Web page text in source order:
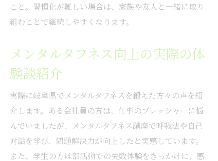
こと。習慣化が難しい場合は、家族や友人と一緒に取り
組むことで継続しやすくなります。
メンタルタフネス向上の実際の体
験談紹介
実際に岐阜県でメンタルタフネスを鍛えた方々の声を紹
介します。ある会社員の方は、仕事のプレッシャーに悩
んでいましたが、メンタルタフネス講座で呼吸法や自己
対話を学び、問題解決力が向上したと実感しています。
また、学生の方は部活動での失敗体験をきっかけに、感